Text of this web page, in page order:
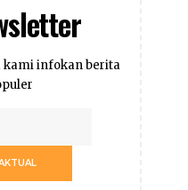
kami infokan berita